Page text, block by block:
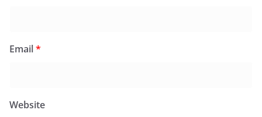
Email*
Website